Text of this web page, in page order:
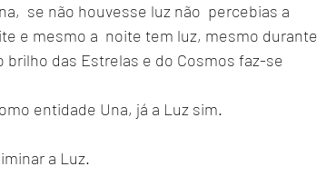
se não houvesse luz não  percebias a
e mesmo a  noite tem luz, mesmo durante
das Estrelas e do Cosmos faz-se
entidade Una, já a Luz sim.
a Luz.